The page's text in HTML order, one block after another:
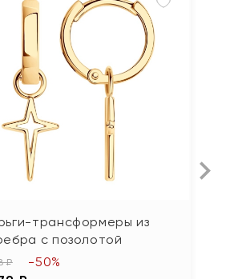
трансформеры из
с позолотой
₽ -50%